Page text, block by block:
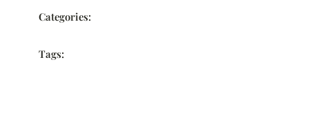
Categories:
Tags: